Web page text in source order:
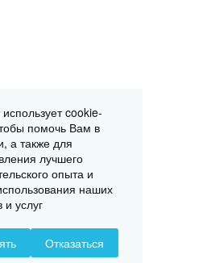
использует cookie-
помочь Вам в
а также для
лучшего
опыта и
наших
и услуг
Отказаться